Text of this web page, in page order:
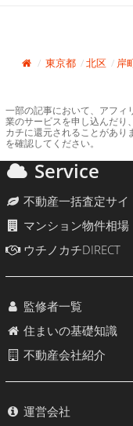
東京都 北区 岸
一部の記事において、アフィ
業のサービスを申し込んだり
カチに還元されることがあり
を確認してください。
Service
不動産一括査定サイ
マンション物件相場
ウチノカチDIRECT
監修者一覧
住まいの基礎知識
不動産会社紹介
運営会社